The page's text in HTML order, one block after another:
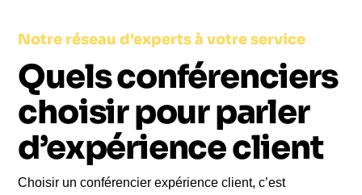
développement global de l’entreprise.
Dans un contexte où le marketing, la vente et la
communication sont étroitement liés, l’expérience
client est essentiel pour se différencier. Elle
influence la fidélisation, la performance commerciale
et la croissance. Inviter un conférencier français
spécialiste du sujet permet d’envoyer un message
fort à vos collaborateurs : la relation client est une
Notre réseau d'experts à votre service
Quels conférenciers
choisir pour parler
d’expérience client
Choisir un conférencier expérience client, c’est